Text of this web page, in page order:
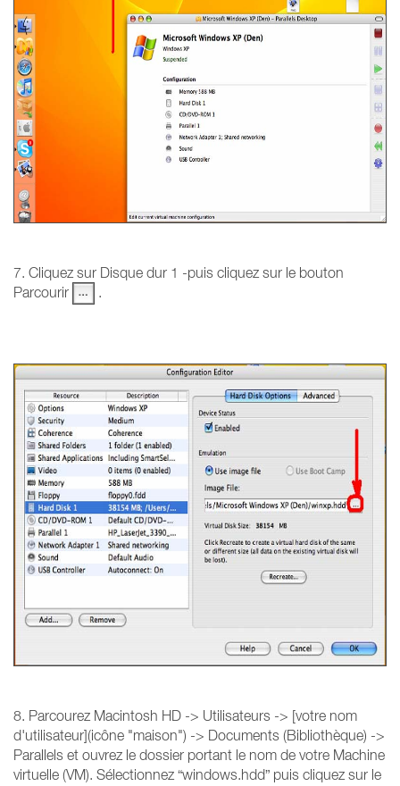
7. Cliquez sur Disque dur 1 -puis cliquez sur le bouton
Parcourir
.
8. Parcourez Macintosh HD -> Utilisateurs -> [votre nom
d'utilisateur](icône "maison") -> Documents (Bibliothèque) ->
Parallels et ouvrez le dossier portant le nom de votre Machine
virtuelle (VM). Sélectionnez “windows.hdd” puis cliquez sur le